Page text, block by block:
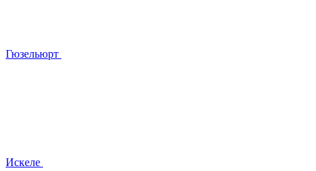
Гюзельюрт
Искеле